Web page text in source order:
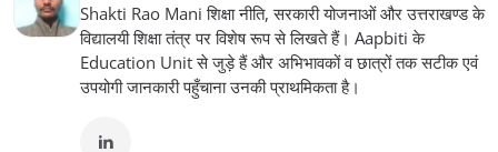
Shakti Rao Mani शिक्षा नीति, सरकारी योजनाओं और उत्तराखण्ड के
विद्यालयी शिक्षा तंत्र पर विशेष रूप से लिखते हैं। Aapbiti के
Education Unit से जुड़े हैं और अभिभावकों व छात्रों तक सटीक एवं
उपयोगी जानकारी पहुँचाना उनकी प्राथमिकता है।